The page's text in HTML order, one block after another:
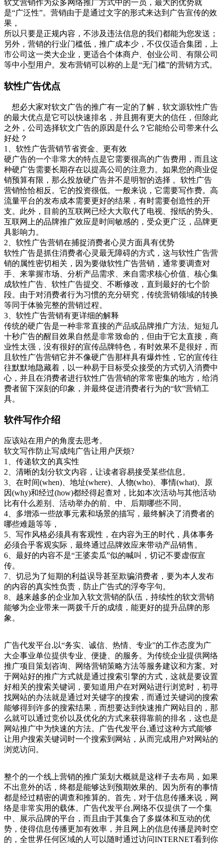
软文营销作为众多网络推广方式中的一员，最大的优势就
是“广泛性”。营销由于是通过文字的形式来达到广告宣传的效
果，
所以只要是正规内容，不涉及违法信息的我们都能为您发送；
另外，营销的行业门槛低，推广成本少，不仅仅适合集团，上
市公司这一类大企业，更适合个体商户、创业公司、有限公司
等中小型用户。发布营销可以称的上是“无门槛”的营销方式。
软性广告优点
想必大家对软文广告的推广有一定的了解，软文源软性广告
的最大优点是它可以快速排名，并且拥有更大的信任，但除此
之外，公司选择软文广告的原因是什么？它能给公司带来什么
好处？
1、软性广告营销节省资金、更有效
硬广告的一个非常大的特点是它需要很高的广告费用，而且这
种硬广告需要长期存在以提高公司的注意力。如果您的商业促
销预算有限，那么投放硬广告并不是明智的选择 。软性广告
营销恰恰相反。它的投资很低。一般来说，它需要写作费。高
流量平台的发布成本需要更好的结果，有时需要创造性的开
支。此外，目前的互联网已经大大取代了电视、报纸的势头。
互联网上的品牌推广效应是时间敏感的，受众更广泛，品牌更
具影响力。
2、软性广告营销在捕捉消费者心灵方面具有优势
软性广告是抓住消费者心灵最无障碍的方式，这与软性广告营
销的属性密切相关，因为要做软性广告营销，通常要调查对
手、来掌握市场、分析产品需求、来自需求核心价值、核心集
成软性广告、软性广告提交、不断修改，直到最好的七个阶
段。由于对消费者行为习惯的充分研究，传统营销领域的转换
等同于体验完整的营销过程。
3、软性广告营销有更详细的解释
传统的硬广告是一种非常直接的产品或品牌推广方法。短短几
十秒广告的醒目效果自然是非常致命的，但由于它太直接，商
业性太强，没有很好的宣传品牌特色，有时效果不是很好，而
且软性广告营销它并不像硬广告那样具有爆炸性，它的宣传往
往默默地隐藏着，以一种易于目标受众接受的方式切入消费中
心，并且在消费者进行软性广告营销的常常密集的地方，给消
费者留下深刻的印象，并最终促进消费者行为的“软”营销工
具。
软件写作介绍
应该站在用户的角度去思考。
软文写作防止写成纯广告让用户厌烦?
1、传递软文的真实性
2、清晰的划分软文内容，让读者容易接受某些信息。
3、在时间(when)、地址(where)、人物(who)、事情(what)、原
因(why)和经过(how)都经得起查对，比如本次活动与其他活动
比有什么差别、活动举办的前、中、后期哪些不同。
4、多增添一些故事元素和场景的描写，最终解决了消费者的
哪些难题等等，
5、写作风格必须具有客观性，在内容为王的时代，具体事务
必须合乎客观实际，最终通过品牌效应来带动产品销售。
6、最好的内容不是“王婆卖瓜”似的喊叫，切记不要虚假宣
传。
7、切忌为了短期的利益误导甚至欺骗消费者，要为本人发布
的内容的真实性负责，防止广告式的浮夸字句。
8、越来越多的企业加入软文营销的队伍，持续性的软文营销
能够为企业带来一两拨千斤的成绩，能更好的提升品牌的形
象。
广告代发平台,以“务实、诚信、热情、专业”的工作态度为广
大企事业单位提供专业、便捷、的服务。为传统企业提供网络
推广项目策划咨询、网络营销策略方法等服务建议和方案。对
于网站好的推广方式就是通过搜索引擎的方式，这就是要设置
好相关的搜索关键词，要知道用户在对网站进行浏览时，初寻
找网站的办法就是通过对关键字的搜索，而通过关键词的搜索
能够得到许多的搜索结果，而想要达到快速推广网站目的，那
么就可以通过竞价以及优化的方式来获得靠前的排名，这也是
网站推广中为快速的方法。广告代发平台,通过这种方式能够
让用户搜索关键词时一个搜索到网站，从而完成用户对网站的
浏览访问。
整个的一个线上营销的推广策划大概就是这样子去布局，如果
不出意外的话，终都是能够达到预期效果的。因为所有的事情
都是经过精密的调查和推算的。首先，对于信息传播来说，网
络是非常实用的载体。广告代发平台,网络不仅提供了一个集
中、展示品牌的平台，而且由于其集合了多媒体和互动的优
势，使得信息传播更加有效率，并且网上的信息传播是跨时空
的，全世界任何区域的人可以随时通过访问INTERNET看到你